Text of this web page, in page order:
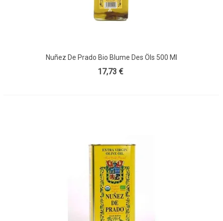
Nuñez De Prado Bio Blume Des Öls 500 Ml
17,73 €